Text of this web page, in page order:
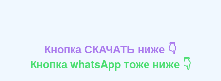
Кнопка СКАЧАТЬ ниже 👇
Кнопка whatsApp тоже ниже 👇